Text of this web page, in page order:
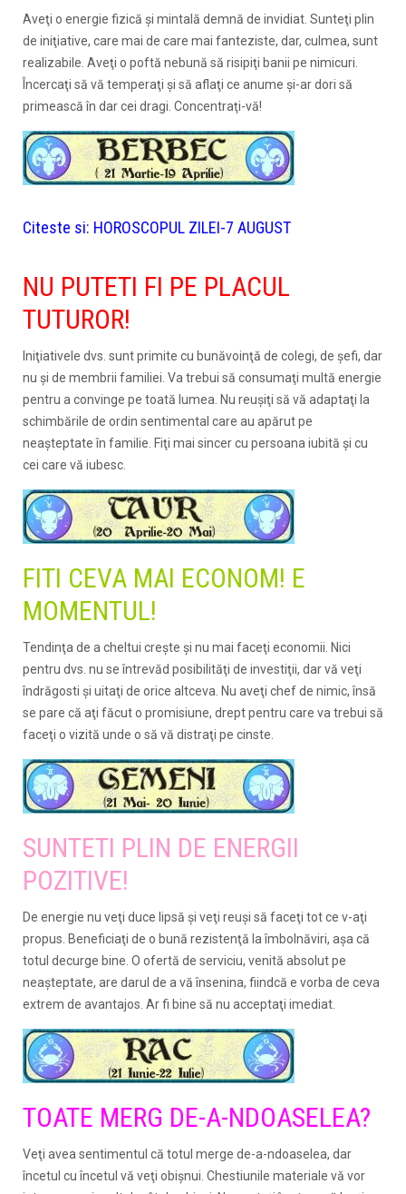
Aveţi o energie fizică şi mintală demnă de invidiat. Sunteţi plin
de iniţiative, care mai de care mai fanteziste, dar, culmea, sunt
realizabile. Aveţi o poftă nebună să risipiţi banii pe nimicuri.
Încercaţi să vă temperaţi şi să aflaţi ce anume şi-ar dori să
primească în dar cei dragi. Concentraţi-vă!
Citeste si: HOROSCOPUL ZILEI-7 AUGUST
NU PUTETI FI PE PLACUL
TUTUROR!
Iniţiativele dvs. sunt primite cu bunăvoinţă de colegi, de şefi, dar
nu şi de membrii familiei. Va trebui să consumaţi multă energie
pentru a convinge pe toată lumea. Nu reuşiţi să vă adaptaţi la
schimbările de ordin sentimental care au apărut pe
neaşteptate în familie. Fiţi mai sincer cu persoana iubită şi cu
cei care vă iubesc.
FITI CEVA MAI ECONOM! E
MOMENTUL!
Tendinţa de a cheltui creşte şi nu mai faceţi economii. Nici
pentru dvs. nu se întrevăd posibilităţi de investiţii, dar vă veţi
îndrăgosti şi uitaţi de orice altceva. Nu aveţi chef de nimic, însă
se pare că aţi făcut o promisiune, drept pentru care va trebui să
faceţi o vizită unde o să vă distraţi pe cinste.
SUNTETI PLIN DE ENERGII
POZITIVE!
De energie nu veţi duce lipsă şi veţi reuşi să faceţi tot ce v-aţi
propus. Beneficiaţi de o bună rezistenţă la îmbolnăviri, aşa că
totul decurge bine. O ofertă de serviciu, venită absolut pe
neaşteptate, are darul de a vă însenina, fiindcă e vorba de ceva
extrem de avantajos. Ar fi bine să nu acceptaţi imediat.
TOATE MERG DE-A-NDOASELEA?
Veţi avea sentimentul că totul merge de-a-ndoaselea, dar
încetul cu încetul vă veţi obişnui. Chestiunile materiale vă vor